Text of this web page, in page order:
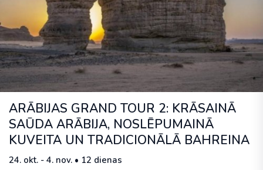
ARĀBIJAS GRAND TOUR 2: KRĀSAINĀ
SAŪDA ARĀBIJA, NOSLĒPUMAINĀ
KUVEITA UN TRADICIONĀLĀ BAHREINA
24. okt. - 4. nov. • 12 dienas